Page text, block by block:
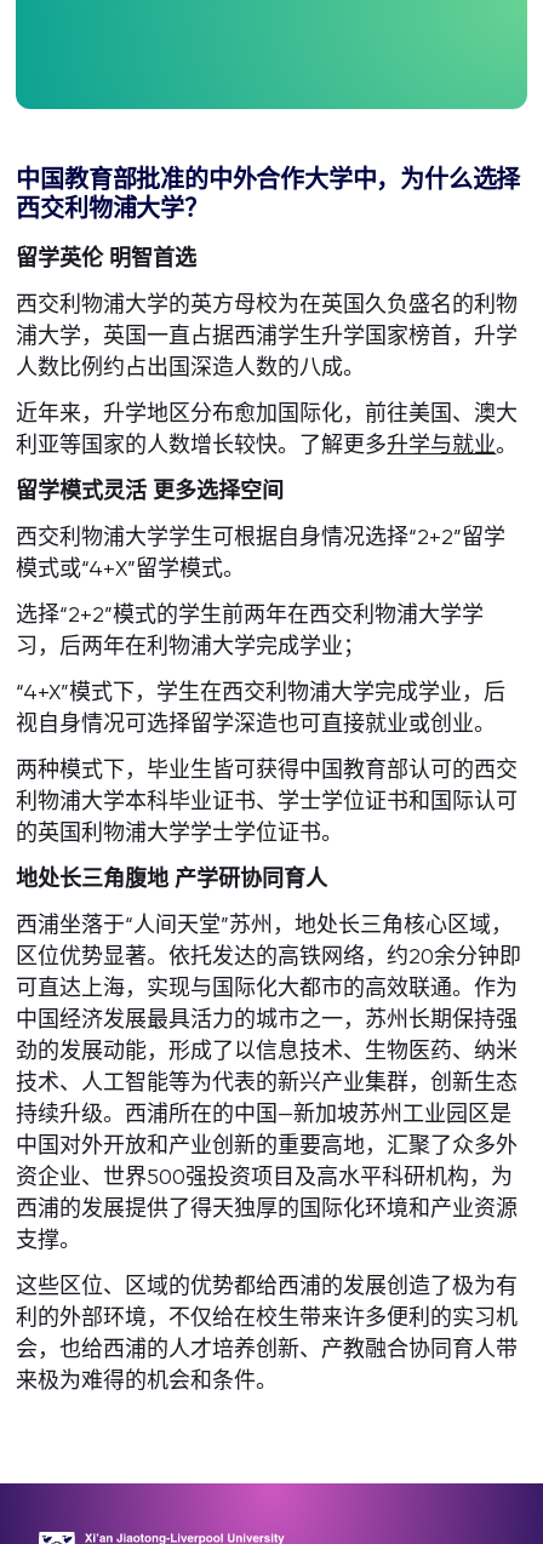
中国教育部批准的中外合作大学中，为什么选择
西交利物浦大学？
留学英伦 明智首选
西交利物浦大学的英方母校为在英国久负盛名的利物
浦大学，英国一直占据西浦学生升学国家榜首，升学
人数比例约占出国深造人数的八成。
近年来，升学地区分布愈加国际化，前往美国、澳大
利亚等国家的人数增长较快。了解更多升学与就业。
留学模式灵活 更多选择空间
西交利物浦大学学生可根据自身情况选择“2+2”留学
模式或“4+X”留学模式。
选择“2+2”模式的学生前两年在西交利物浦大学学
习，后两年在利物浦大学完成学业；
“4+X”模式下，学生在西交利物浦大学完成学业，后
视自身情况可选择留学深造也可直接就业或创业。
两种模式下，毕业生皆可获得中国教育部认可的西交
利物浦大学本科毕业证书、学士学位证书和国际认可
的英国利物浦大学学士学位证书。
地处长三角腹地 产学研协同育人
西浦坐落于“人间天堂”苏州，地处长三角核心区域，
区位优势显著。依托发达的高铁网络，约20余分钟即
可直达上海，实现与国际化大都市的高效联通。作为
中国经济发展最具活力的城市之一，苏州长期保持强
劲的发展动能，形成了以信息技术、生物医药、纳米
技术、人工智能等为代表的新兴产业集群，创新生态
持续升级。西浦所在的中国—新加坡苏州工业园区是
中国对外开放和产业创新的重要高地，汇聚了众多外
资企业、世界500强投资项目及高水平科研机构，为
西浦的发展提供了得天独厚的国际化环境和产业资源
支撑。
这些区位、区域的优势都给西浦的发展创造了极为有
利的外部环境，不仅给在校生带来许多便利的实习机
会，也给西浦的人才培养创新、产教融合协同育人带
来极为难得的机会和条件。